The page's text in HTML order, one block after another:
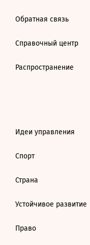
Обратная связь
Справочный центр
Распространение
Идеи управления
Спорт
Страна
Устойчивое развитие
Право